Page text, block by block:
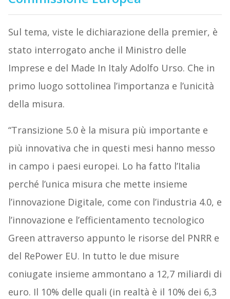
Sul tema, viste le dichiarazione della premier, è
stato interrogato anche il Ministro delle
Imprese e del Made In Italy Adolfo Urso. Che in
primo luogo sottolinea l’importanza e l’unicità
della misura.
“Transizione 5.0 è la misura più importante e
più innovativa che in questi mesi hanno messo
in campo i paesi europei. Lo ha fatto l’Italia
perché l’unica misura che mette insieme
l’innovazione Digitale, come con l’industria 4.0, e
l’innovazione e l’efficientamento tecnologico
Green attraverso appunto le risorse del PNRR e
del RePower EU. In tutto le due misure
coniugate insieme ammontano a 12,7 miliardi di
euro. Il 10% delle quali (in realtà è il 10% dei 6,3